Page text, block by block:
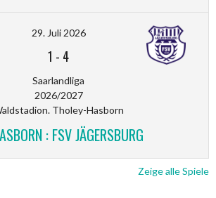
29. Juli 2026
1 - 4
Saarlandliga
2026/2027
Tholey-Hasborn
: FSV JÄGERSBURG
Zeige alle Spiele